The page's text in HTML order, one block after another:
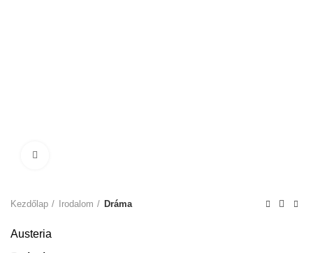
Kezdőlap Irodalom Dráma
Austeria